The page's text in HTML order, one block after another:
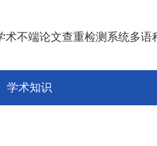
术不端论文查重检测系统多语
学术知识